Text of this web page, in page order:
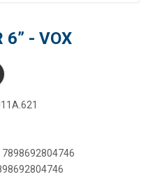
6” - VOX
7898692804746